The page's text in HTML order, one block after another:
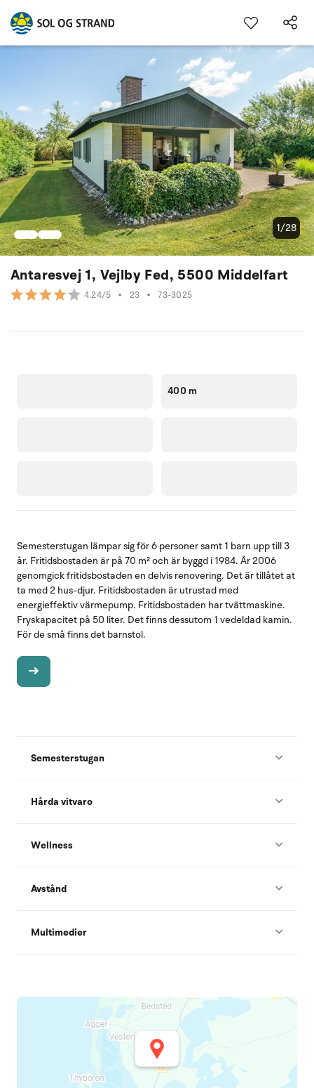
Antaresvej 1, Vejlby Fed, 5500 Middelfart
4.24/5 • 23 • 73-3025
1/28
400 m
Semesterstugan lämpar sig för 6 personer samt 1 barn upp till 3
år. Fritidsbostaden är på 70 m² och är byggd i 1984. År 2006
genomgick fritidsbostaden en delvis renovering. Det är tillåtet at
ta med 2 hus-djur. Fritidsbostaden är utrustad med
energieffektiv värmepump. Fritidsbostaden har tvättmaskine.
Fryskapacitet på 50 liter. Det finns dessutom 1 vedeldad kamin.
För de små finns det barnstol.
Semesterstugan
Hårda vitvaro
Wellness
Avstånd
Multimedier